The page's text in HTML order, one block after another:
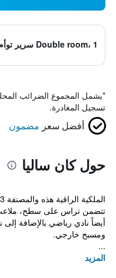
Double room، 1 سرير توأم
*يشمل المجموع الضرائب
تسجيل المغادرة.
أفضل سعر مضمون
حول كان ساليا
تتضمن تراس على سطح،
أيضاً نادي رياضي بالإضافة
ومسبح خارجي.
...
المزيد